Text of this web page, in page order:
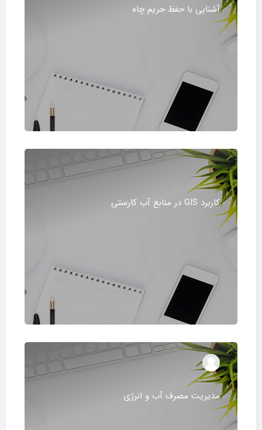
آشنایی با حفظ حریم چاه
كاربرد GIS در منابع آب كارستی
مدیریت مصرف آب و انرژی